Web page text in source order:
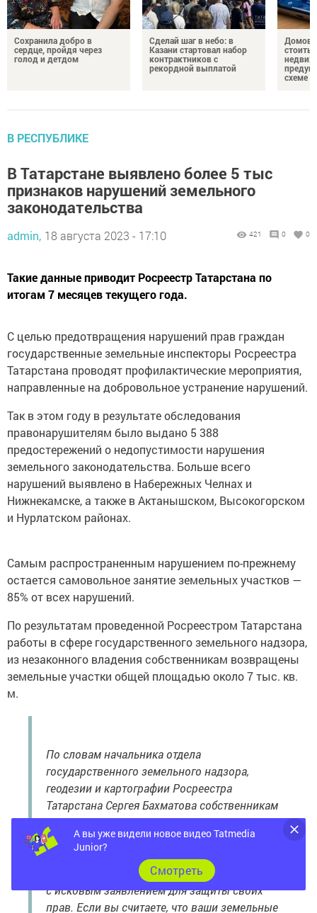
Сохранила добро в
сердце, пройдя через
голод и детдом
Сделай шаг в небо: в
Казани стартовал набор
контрактников с
рекордной выплатой
стоить
схеме
В РЕСПУБЛИКЕ
В Татарстане выявлено более 5 тыс
признаков нарушений земельного
законодательства
admin, 18 августа 2023 - 17:10 421 0 0
Такие данные приводит Росреестр Татарстана по
итогам 7 месяцев текущего года.
С целью предотвращения нарушений прав граждан
государственные земельные инспекторы Росреестра
Татарстана проводят профилактические мероприятия,
направленные на добровольное устранение нарушений.
Так в этом году в результате обследования
правонарушителям было выдано 5 388
предостережений о недопустимости нарушения
земельного законодательства. Больше всего
нарушений выявлено в Набережных Челнах и
Нижнекамске, а также в Актанышском, Высокогорском
и Нурлатском районах.
Самым распространенным нарушением по-прежнему
остается самовольное занятие земельных участков —
85% от всех нарушений.
По результатам проведенной Росреестром Татарстана
работы в сфере государственного земельного надзора,
из незаконного владения собственникам возвращены
земельные участки общей площадью около 7 тыс. кв.
м.
По словам начальника отдела
государственного земельного надзора,
геодезии и картографии Росреестра
Татарстана Сергея Бахматова собственникам
не стоит игнорировать предостережения: «В
случае отказа устранения нарушения в
добровольном порядке, заинтересованное
лицо в праве обратиться в судебные органы
с исковым заявлением для защиты своих
прав. Если вы считаете, что ваши земельные
А вы уже видели новое видео Tatmedia
Junior?
Cмотреть